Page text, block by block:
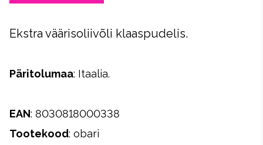
Ekstra väärisoliivõli klaaspudelis.
Päritolumaa: Itaalia.
EAN: 8030818000338
Tootekood: obari